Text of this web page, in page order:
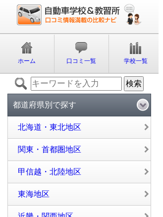
ホーム 口コミ一覧 学校一覧
都道府県別で探す
北海道・東北地区
関東・首都圏地区
甲信越・北陸地区
東海地区